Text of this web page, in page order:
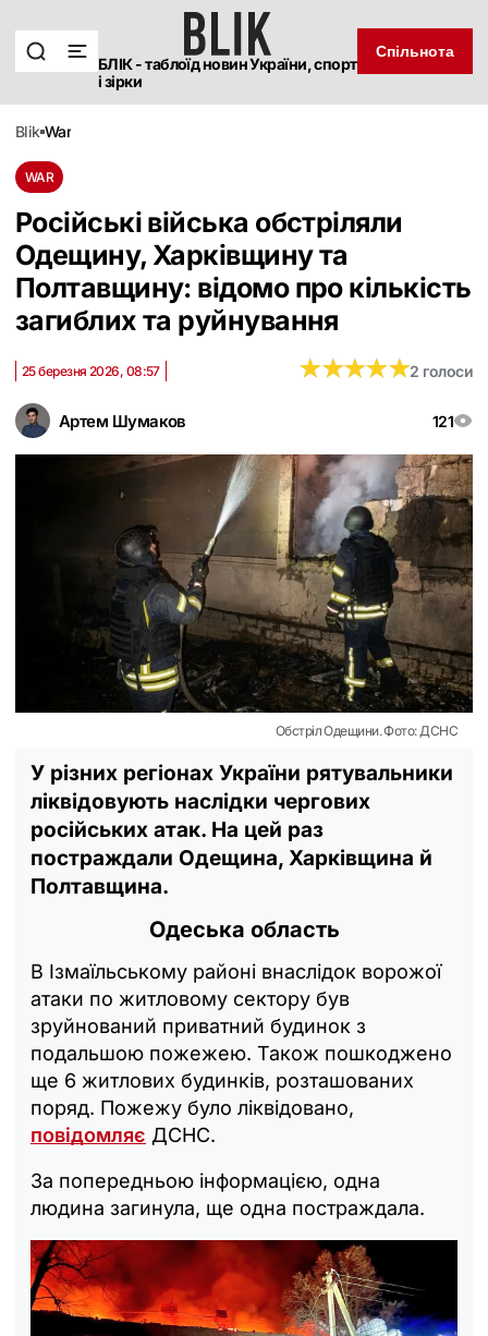
БЛІК - таблоїд новин України, спорт
і зірки
Спільнота
blik war
WAR
Російські війська обстріляли
Одещину, Харківщину та
Полтавщину: відомо про кількість
загиблих та руйнування
Артем Шумаков 121
25 березня 2026, 08:57 ★★★★★
★★★★★2 голоси
Обстріл Одещини. Фото: ДСНС
У різних регіонах України рятувальники
ліквідовують наслідки чергових
російських атак. На цей раз
постраждали Одещина, Харківщина й
Полтавщина.
Одеська область
В Ізмаїльському районі внаслідок ворожої
атаки по житловому сектору був
зруйнований приватний будинок з
подальшою пожежею. Також пошкоджено
ще 6 житлових будинків, розташованих
поряд. Пожежу було ліквідовано,
повідомляє ДСНС.
За попередньою інформацією, одна
людина загинула, ще одна постраждала.